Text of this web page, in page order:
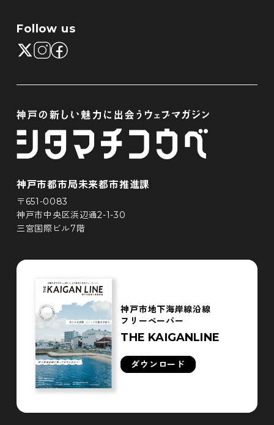
Follow us
神戸市都市局未来都市推進課
〒651-0083
神戸市中央区浜辺通2-1-30
三宮国際ビル7階
神戸市地下海岸線沿線
フリーペーパー
THE KAIGANLINE
ダウンロード